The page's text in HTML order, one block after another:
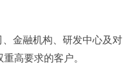
金融机构、研发中心及对
高要求的客户。